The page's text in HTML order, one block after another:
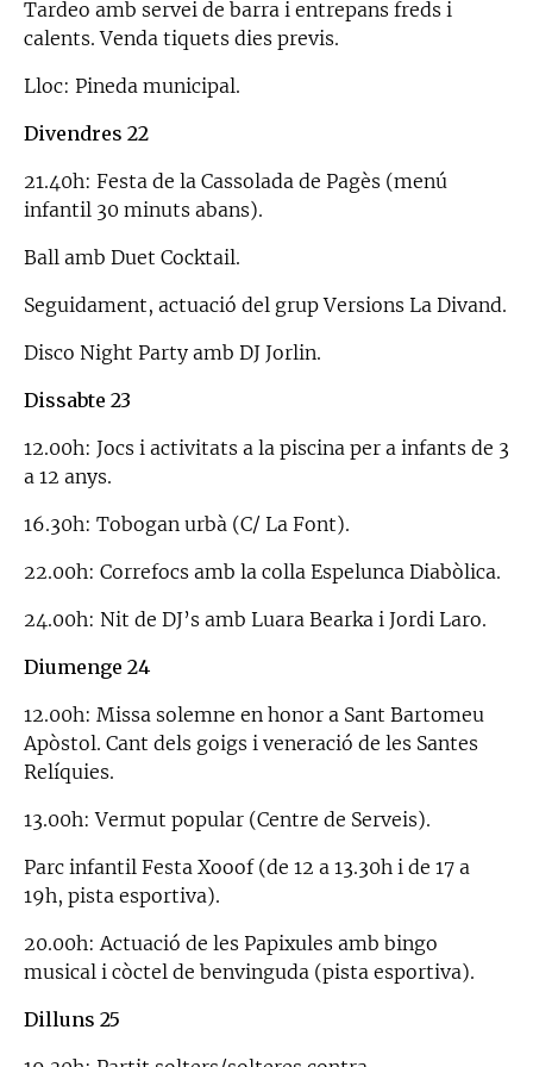
Tardeo amb servei de barra i entrepans freds i
calents. Venda tiquets dies previs.
Lloc: Pineda municipal.
Divendres 22
21.40h: Festa de la Cassolada de Pagès (menú
infantil 30 minuts abans).
Ball amb Duet Cocktail.
Seguidament, actuació del grup Versions La Divand.
Disco Night Party amb DJ Jorlin.
Dissabte 23
12.00h: Jocs i activitats a la piscina per a infants de 3
a 12 anys.
16.30h: Tobogan urbà (C/ La Font).
22.00h: Correfocs amb la colla Espe­lunca Diabòlica.
24.00h: Nit de DJ’s amb Luara Bearka i Jordi Laro.
Diumenge 24
12.00h: Missa solemne en honor a Sant Bartomeu
Apòstol. Cant dels goigs i veneració de les Santes
Relíquies.
13.00h: Vermut popular (Centre de Serveis).
Parc infantil Festa Xooof (de 12 a 13.30h i de 17 a
19h, pista esportiva).
20.00h: Actuació de les Papixules amb bingo
musical i còctel de benvinguda (pista esportiva).
Dilluns 25